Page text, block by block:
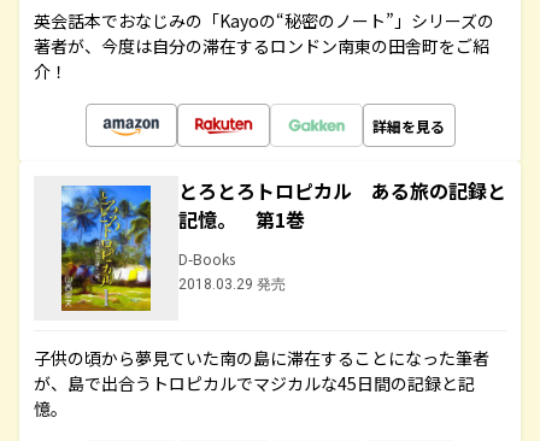
英会話本でおなじみの「Kayoの“秘密のノート”」シリーズの
著者が、今度は自分の滞在するロンドン南東の田舎町をご紹
介！
詳細を見る
とろとろトロピカル ある旅の記録と
記憶。 第1巻
D-Books
2018.03.29 発売
子供の頃から夢見ていた南の島に滞在することになった筆者
が、島で出合うトロピカルでマジカルな45日間の記録と記
憶。